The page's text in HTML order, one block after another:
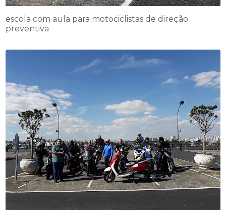
escola com aula para motociclistas de direção
preventiva